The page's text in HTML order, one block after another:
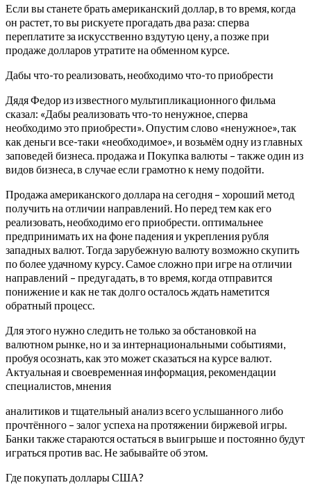
Если вы станете брать американский доллар, в то время, когда
он растет, то вы рискуете прогадать два раза: сперва
переплатите за искусственно вздутую цену, а позже при
продаже долларов утратите на обменном курсе.
Дабы что-то реализовать, необходимо что-то приобрести
Дядя Федор из известного мультипликационного фильма
сказал: «Дабы реализовать что-то ненужное, сперва
необходимо это приобрести». Опустим слово «ненужное», так
как деньги все-таки «необходимое», и возьмём одну из главных
заповедей бизнеса. продажа и Покупка валюты – также один из
видов бизнеса, в случае если грамотно к нему подойти.
Продажа американского доллара на сегодня – хороший метод
получить на отличии направлений. Но перед тем как его
реализовать, необходимо его приобрести. оптимальнее
предпринимать их на фоне падения и укрепления рубля
западных валют. Тогда зарубежную валюту возможно скупить
по более удачному курсу. Самое сложно при игре на отличии
направлений – предугадать, в то время, когда отправится
понижение и как не так долго осталось ждать наметится
обратный процесс.
Для этого нужно следить не только за обстановкой на
валютном рынке, но и за интернациональными событиями,
пробуя осознать, как это может сказаться на курсе валют.
Актуальная и своевременная информация, рекомендации
специалистов, мнения
аналитиков и тщательный анализ всего услышанного либо
прочтённого – залог успеха на протяжении биржевой игры.
Банки также стараются остаться в выигрыше и постоянно будут
играться против вас. Не забывайте об этом.
Где покупать доллары США?